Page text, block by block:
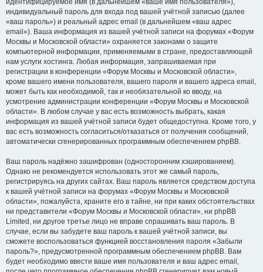
идентифицируемое имя (в дальнейшем «ваше имя пользователя»),
индивидуальный пароль для входа под вашей учётной записью (далее
«ваш пароль») и реальный адрес email (в дальнейшем «ваш адрес
email»). Ваша информация из вашей учётной записи на форумах «Форум
Москвы и Московской области» охраняется законами о защите
компьютерной информации, применяемыми в стране, предоставляющей
нам услуги хостинга. Любая информация, запрашиваемая при
регистрации в конференции «Форум Москвы и Московской области»,
кроме вашего имени пользователя, вашего пароля и вашего адреса email,
может быть как необходимой, так и необязательной ко вводу, на
усмотрение администрации конференции «Форум Москвы и Московской
области». В любом случае у вас есть возможность выбрать, какая
информация из вашей учётной записи будет общедоступна. Кроме того, у
вас есть возможность согласиться/отказаться от получения сообщений,
автоматически сгенерированных программным обеспечением phpBB.
Ваш пароль надёжно зашифрован (односторонним хэшированием).
Однако не рекомендуется использовать этот же самый пароль,
регистрируясь на других сайтах. Ваш пароль является средством доступа
к вашей учётной записи на форумах «Форум Москвы и Московской
области», пожалуйста, храните его в тайне, ни при каких обстоятельствах
ни представители «Форум Москвы и Московской области», ни phpBB
Limited, ни другое третье лицо не вправе спрашивать ваш пароль. В
случае, если вы забудете ваш пароль к вашей учётной записи, вы
сможете воспользоваться функцией восстановления пароля «Забыли
пароль?», предусмотренной программным обеспечением phpBB. Вам
будет необходимо ввести ваше имя пользователя и ваш адрес email,